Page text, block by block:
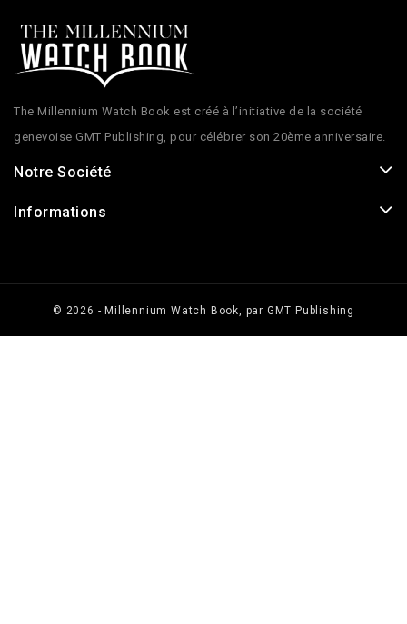
The Millennium Watch Book est créé à l’initiative de la société
genevoise GMT Publishing, pour célébrer son 20ème anniversaire.
Notre Société
Informations
© 2026 - Millennium Watch Book, par GMT Publishing